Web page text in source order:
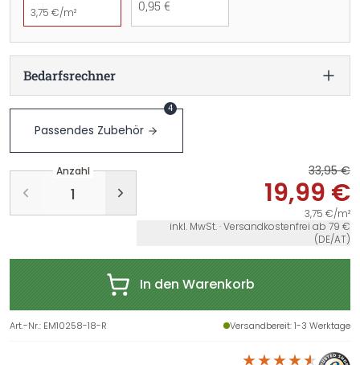
3,75 €/m² 0,95 €
Bedarfsrechner
Passendes Zubehör
4
Anzahl 33,95 €
19,99 €
3,75 €/m²
inkl. MwSt. · Versandkostenfrei ab 79 €
(DE/AT)
In den Warenkorb
Art.-Nr.: EM10258-18-R Versandbereit: 1-3 Werktage